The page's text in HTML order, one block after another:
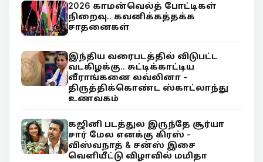
2026 காமன்வெல்த் போட்டிகள்
நிறைவு.. கவனிக்கத்தக்க
சாதனைகள்
இந்திய வரைபடத்தில் விடுபட்ட
வடகிழக்கு.. சுட்டிக்காட்டிய
வீராங்கனை லவ்லினா -
திருத்திக்கொண்ட ஸ்காட்லாந்து
உணவகம்
கஜினி படத்துல இருந்தே சூர்யா
சார் மேல எனக்கு கிரஸ் -
விஸ்வநாத் & சன்ஸ் இசை
வெளியீட்டு விழாவில் மமிதா